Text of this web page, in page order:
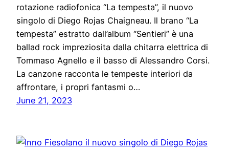
rotazione radiofonica “La tempesta”, il nuovo
singolo di Diego Rojas Chaigneau. Il brano “La
tempesta” estratto dall’album “Sentieri” è una
ballad rock impreziosita dalla chitarra elettrica di
Tommaso Agnello e il basso di Alessandro Corsi.
La canzone racconta le tempeste interiori da
affrontare, i propri fantasmi o…
June 21, 2023